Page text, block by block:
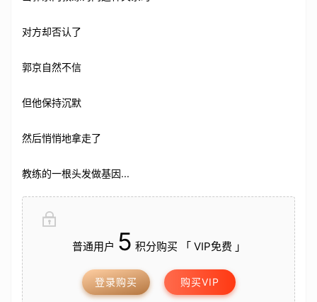
对方却否认了
郭京自然不信
但他保持沉默
然后悄悄地拿走了
教练的一根头发做基因...
普通用户 5 积分购买 「 VIP免费 」
登录购买 购买VIP